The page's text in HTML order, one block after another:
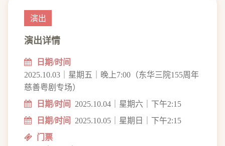
演出
演出详情
日期/时间
2025.10.03｜星期五｜晚上7:00（东华三院155周年
慈善粤剧专场）
日期/时间
2025.10.04｜星期六｜下午2:15
日期/时间
2025.10.05｜星期日｜下午2:15
门票